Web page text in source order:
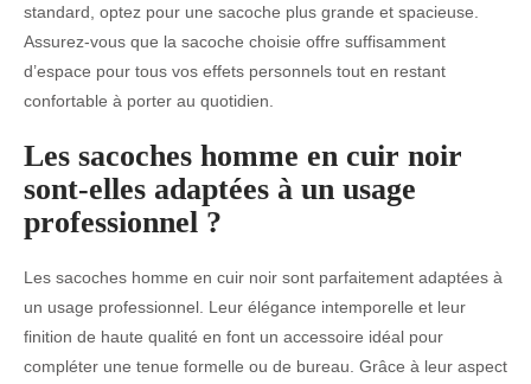
standard, optez pour une sacoche plus grande et spacieuse.
Assurez-vous que la sacoche choisie offre suffisamment
d’espace pour tous vos effets personnels tout en restant
confortable à porter au quotidien.
Les sacoches homme en cuir noir
sont-elles adaptées à un usage
professionnel ?
Les sacoches homme en cuir noir sont parfaitement adaptées à
un usage professionnel. Leur élégance intemporelle et leur
finition de haute qualité en font un accessoire idéal pour
compléter une tenue formelle ou de bureau. Grâce à leur aspect